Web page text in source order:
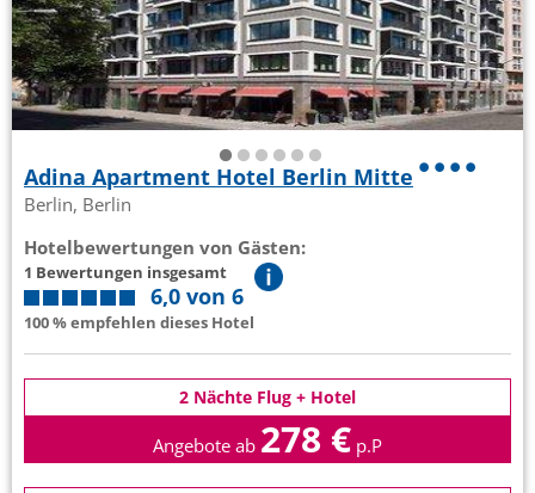
Adina Apartment Hotel Berlin Mitte
Berlin, Berlin
Hotelbewertungen von Gästen:
1 Bewertungen insgesamt
6,0 von 6
100 % empfehlen dieses Hotel
2 Nächte Flug + Hotel
Angebote ab 278 € p.P